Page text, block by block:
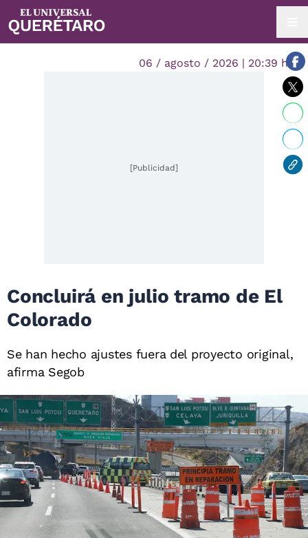
06 / agosto / 2026 | 20:39 hrs.
[Publicidad]
Concluirá en julio tramo de El
Colorado
Se han hecho ajustes fuera del proyecto original,
afirma Segob